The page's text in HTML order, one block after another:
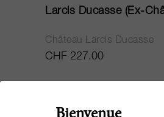
Larcis Ducasse (Ex-
Château Larcis Ducasse
CHF 227.00